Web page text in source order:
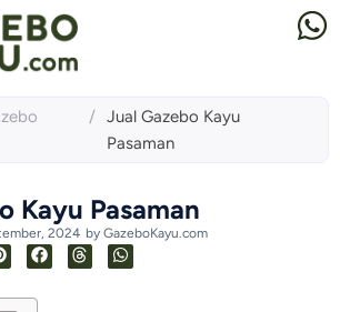
/ Jual Gazebo Kayu
Pasaman
Kayu Pasaman
2024 by GazeboKayu.com